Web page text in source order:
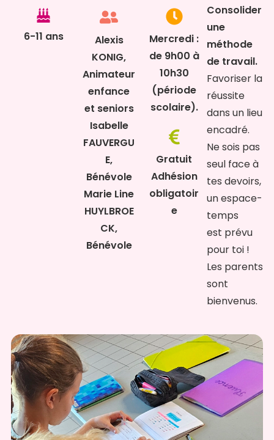
6-11 ans
Alexis
KONIG,
Animateur
enfance
et seniors
Isabelle
FAUVERGU
E,
Bénévole
Marie Line
HUYLBROE
CK,
Bénévole
Mercredi :
de 9h00 à
10h30
(période
scolaire).
Gratuit
Adhésion
obligatoir
e
Consolider
une
méthode
de travail.
Favoriser la
réussite
dans un lieu
encadré.
Ne sois pas
seul face à
tes devoirs,
un espace-
temps
est prévu
pour toi !
Les parents
sont
bienvenus.